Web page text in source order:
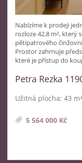
Nabízíme k prodeji
rozloze 42,8 m², který
pětipatrového
Prostor zahrnuje
které je přístup do
Petra Rezka
Užitná plocha: 43 m²
5 564 000 Kč